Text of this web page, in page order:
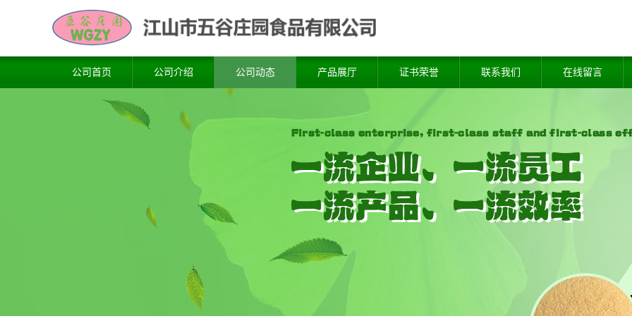
公司首页 公司介绍 公司动态 产品展厅 证书荣誉 联系我们 在线留言